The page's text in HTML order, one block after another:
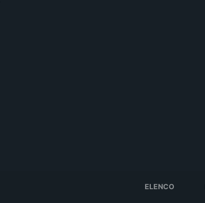
ELENCO